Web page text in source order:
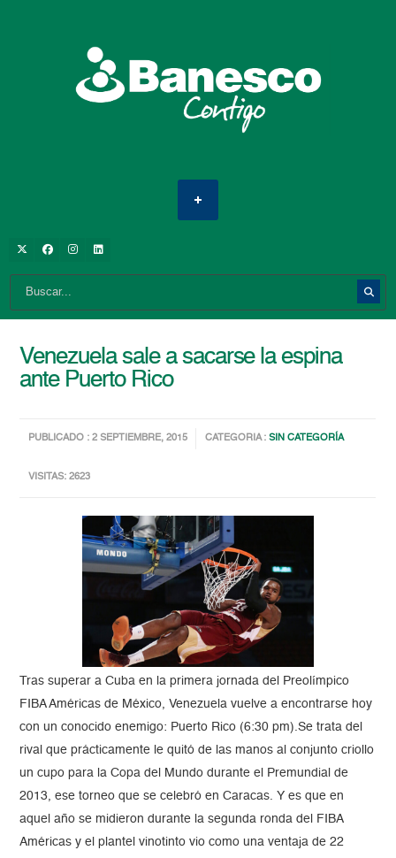
Venezuela sale a sacarse la espina
ante Puerto Rico
PUBLICADO : 2 SEPTIEMBRE, 2015 CATEGORIA :SIN CATEGORÍA
VISITAS: 2623
Tras superar a Cuba en la primera jornada del Preolímpico
FIBA Américas de México, Venezuela vuelve a encontrarse hoy
con un conocido enemigo: Puerto Rico (6:30 pm).Se trata del
rival que prácticamente le quitó de las manos al conjunto criollo
un cupo para la Copa del Mundo durante el Premundial de
2013, ese torneo que se celebró en Caracas. Y es que en
aquel año se midieron durante la segunda ronda del FIBA
Américas y el plantel vinotinto vio como una ventaja de 22